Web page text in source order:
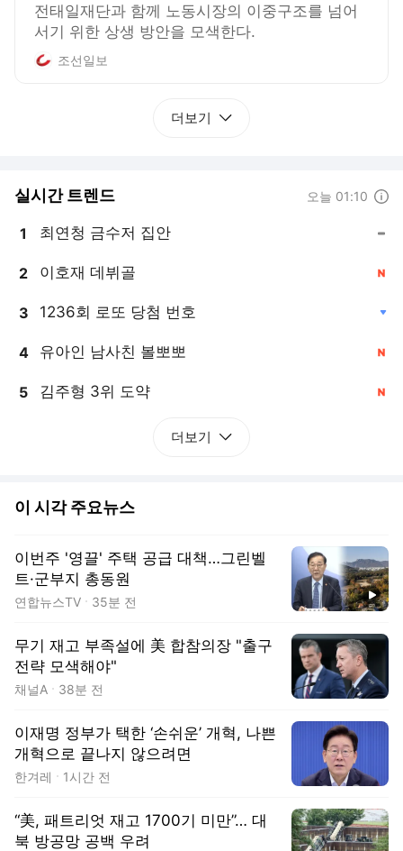
전태일재단과 함께 노동시장의 이중구조를 넘어
서기 위한 상생 방안을 모색한다.
조선일보
더보기
실시간 트렌드 오늘 01:10
1 최연청 금수저 집안
2 이호재 데뷔골
3 1236회 로또 당첨 번호
4 유아인 남사친 볼뽀뽀
5 김주형 3위 도약
더보기
이 시각 주요뉴스
이번주 '영끌' 주택 공급 대책…그린벨
트·군부지 총동원
연합뉴스TV 35분 전
무기 재고 부족설에 美 합참의장 "출구
전략 모색해야"
채널A 38분 전
이재명 정부가 택한 ‘손쉬운’ 개혁, 나쁜
개혁으로 끝나지 않으려면
한겨레 1시간 전
“美, 패트리엇 재고 1700기 미만”… 대
북 방공망 공백 우려